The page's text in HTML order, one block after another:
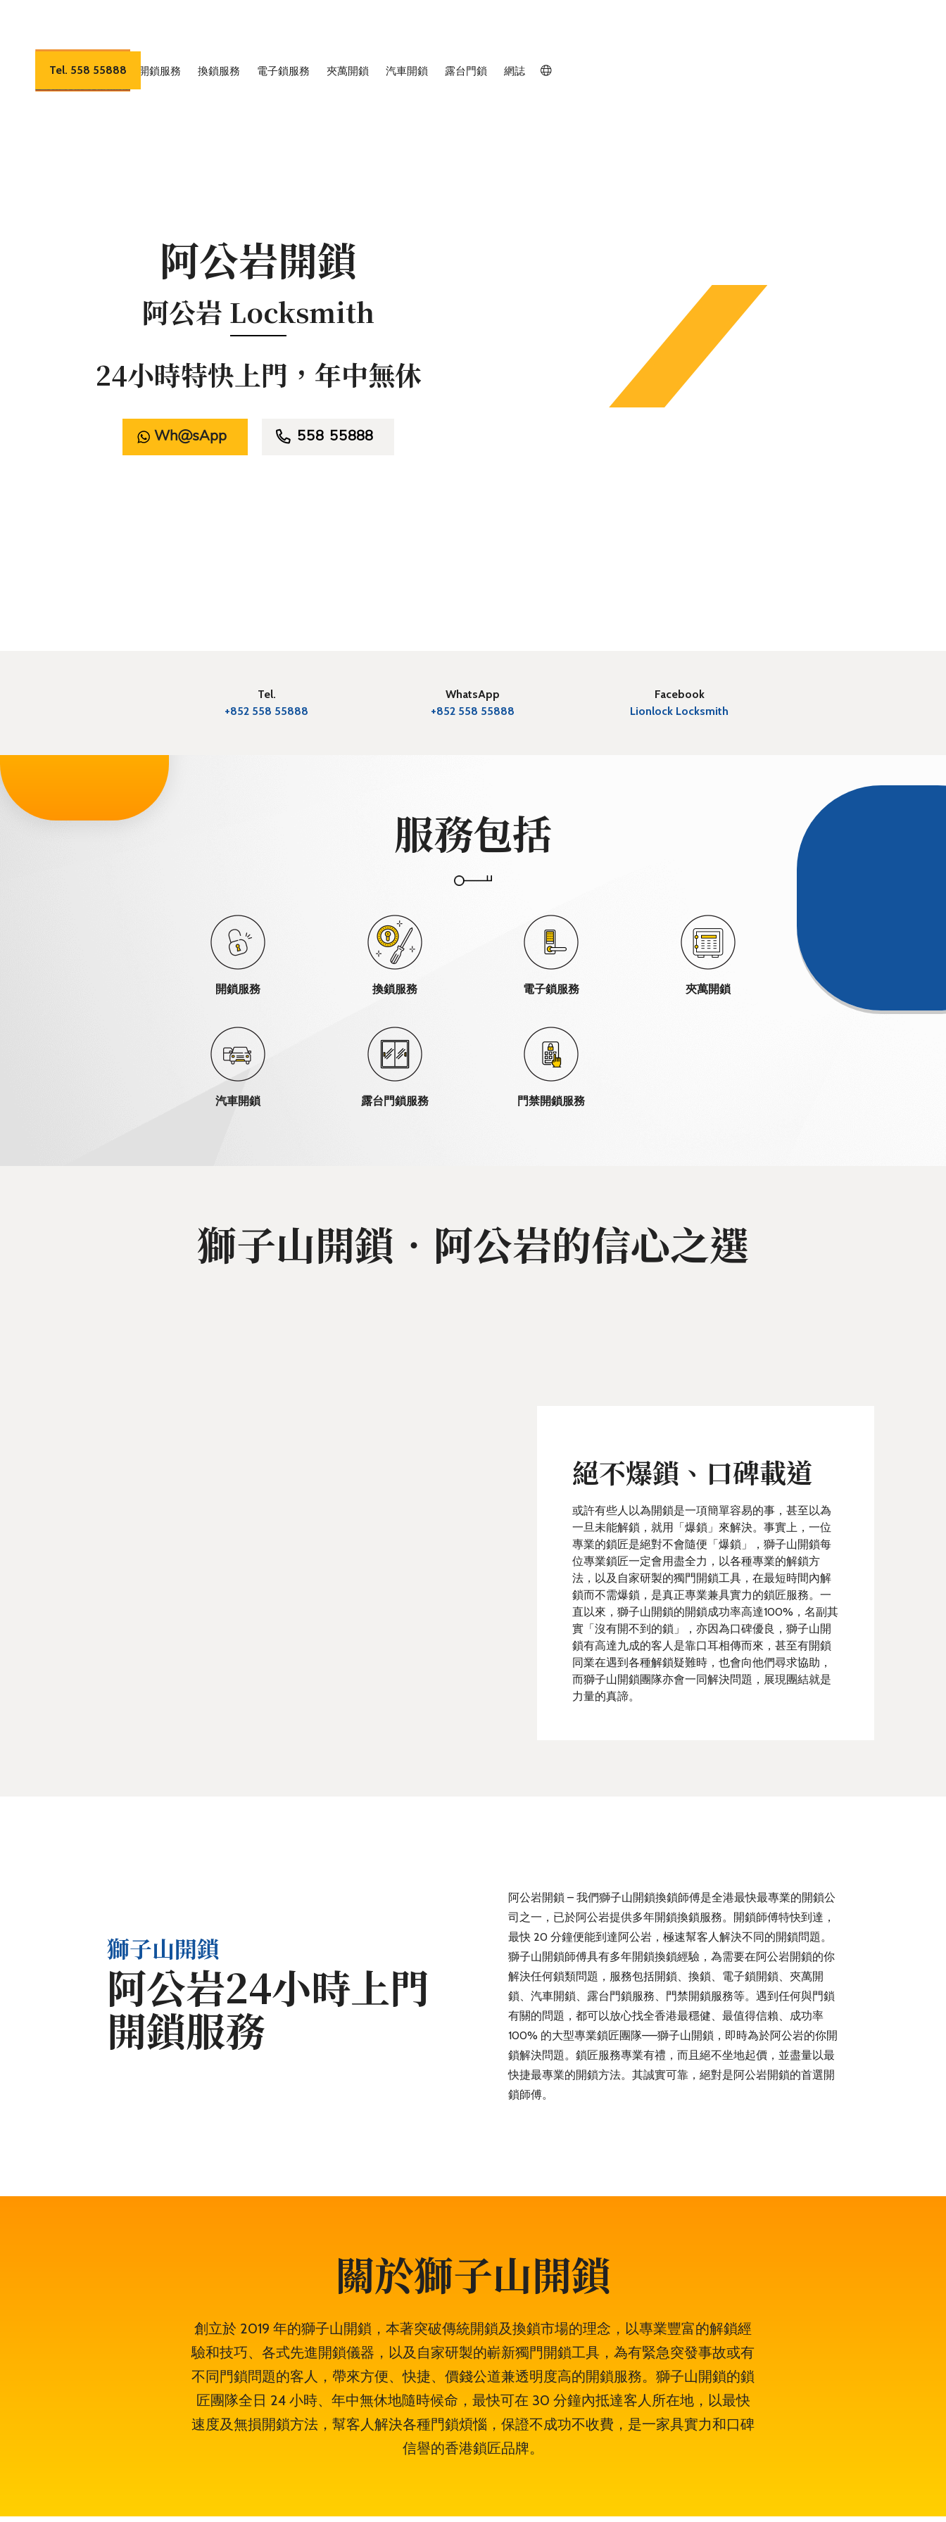
開鎖服務 換鎖服務 電子鎖服務 夾萬開鎖 汽車開鎖 露台門鎖 網誌 
Tel. 558 55888
阿公岩開鎖
阿公岩 Locksmith
24小時特快上門，年中無休
WhatsApp  558 55888
Tel.
+852 558 55888
WhatsApp
+852 558 55888
Facebook
Lionlock Locksmith
服務包括
開鎖服務 換鎖服務 電子鎖服務 夾萬開鎖
汽車開鎖 露台門鎖服務 門禁開鎖服務
獅子山開鎖‧阿公岩的信心之選
絕不爆鎖、口碑載道
或許有些人以為開鎖是一項簡單容易的事，甚至以為
一旦未能解鎖，就用「爆鎖」來解決。事實上，一位
專業的鎖匠是絕對不會隨便「爆鎖」，獅子山開鎖每
位專業鎖匠一定會用盡全力，以各種專業的解鎖方
法，以及自家研製的獨門開鎖工具，在最短時間內解
鎖而不需爆鎖，是真正專業兼具實力的鎖匠服務。一
直以來，獅子山開鎖的開鎖成功率高達100%，名副其
實「沒有開不到的鎖」，亦因為口碑優良，獅子山開
鎖有高達九成的客人是靠口耳相傳而來，甚至有開鎖
同業在遇到各種解鎖疑難時，也會向他們尋求協助，
而獅子山開鎖團隊亦會一同解決問題，展現團結就是
力量的真諦。
獅子山開鎖
阿公岩24小時上門
開鎖服務
阿公岩開鎖 – 我們獅子山開鎖換鎖師傅是全港最快最專業的開鎖公
司之一，已於阿公岩提供多年開鎖換鎖服務。開鎖師傅特快到達，
最快 20 分鐘便能到達阿公岩，極速幫客人解決不同的開鎖問題。
獅子山開鎖師傅具有多年開鎖換鎖經驗，為需要在阿公岩開鎖的你
解決任何鎖類問題，服務包括開鎖、換鎖、電子鎖開鎖、夾萬開
鎖、汽車開鎖、露台門鎖服務、門禁開鎖服務等。遇到任何與門鎖
有關的問題，都可以放心找全香港最穩健、最值得信賴、成功率
100% 的大型專業鎖匠團隊——獅子山開鎖，即時為於阿公岩的你開
鎖解決問題。鎖匠服務專業有禮，而且絕不坐地起價，並盡量以最
快捷最專業的開鎖方法。其誠實可靠，絕對是阿公岩開鎖的首選開
鎖師傅。
關於獅子山開鎖
創立於 2019 年的獅子山開鎖，本著突破傳統開鎖及換鎖市場的理念，以專業豐富的解鎖經
驗和技巧、各式先進開鎖儀器，以及自家研製的嶄新獨門開鎖工具，為有緊急突發事故或有
不同門鎖問題的客人，帶來方便、快捷、價錢公道兼透明度高的開鎖服務。獅子山開鎖的鎖
匠團隊全日 24 小時、年中無休地隨時候命，最快可在 30 分鐘內抵達客人所在地，以最快
速度及無損開鎖方法，幫客人解決各種門鎖煩惱，保證不成功不收費，是一家具實力和口碑
信譽的香港鎖匠品牌。